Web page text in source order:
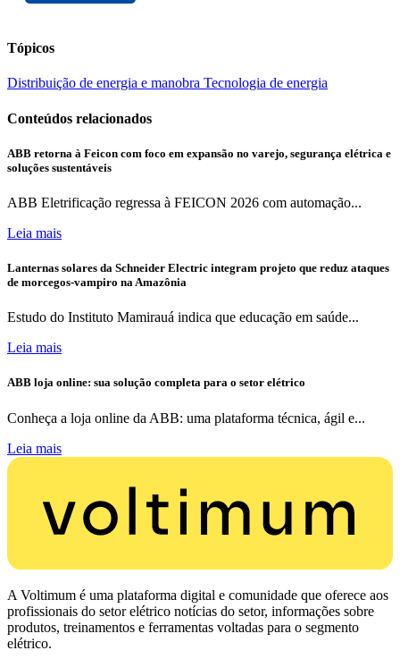
Tópicos
Distribuição de energia e manobra Tecnologia de energia
Conteúdos relacionados
ABB retorna à Feicon com foco em expansão no varejo, segurança elétrica e
soluções sustentáveis
ABB Eletrificação regressa à FEICON 2026 com automação...
Leia mais
Lanternas solares da Schneider Electric integram projeto que reduz ataques
de morcegos-vampiro na Amazônia
Estudo do Instituto Mamirauá indica que educação em saúde...
Leia mais
ABB loja online: sua solução completa para o setor elétrico
Conheça a loja online da ABB: uma plataforma técnica, ágil e...
Leia mais
A Voltimum é uma plataforma digital e comunidade que oferece aos
profissionais do setor elétrico notícias do setor, informações sobre
produtos, treinamentos e ferramentas voltadas para o segmento
elétrico.